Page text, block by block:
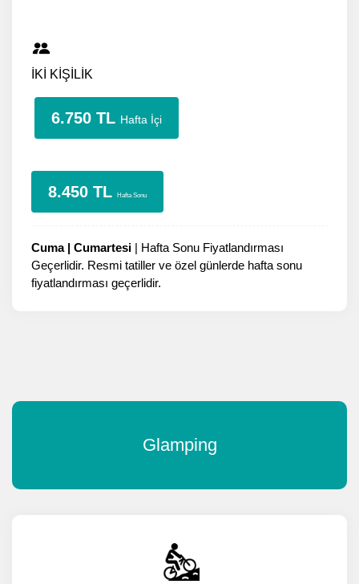
İKİ KİŞİLİK
6.750 TL Hafta İçi
8.450 TL Hafta Sonu
Cuma | Cumartesi
| Hafta Sonu Fiyatlandırması
Geçerlidir. Resmi tatiller ve özel günlerde hafta sonu
fiyatlandırması geçerlidir.
Glamping